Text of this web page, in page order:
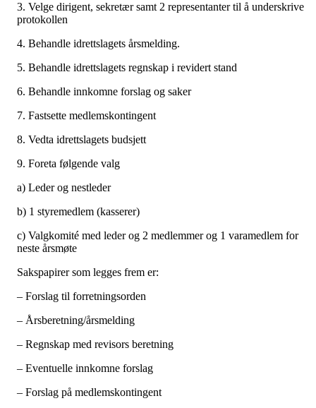
3. Velge dirigent, sekretær samt 2 representanter til å underskrive
protokollen
4. Behandle idrettslagets årsmelding.
5. Behandle idrettslagets regnskap i revidert stand
6. Behandle innkomne forslag og saker
7. Fastsette medlemskontingent
8. Vedta idrettslagets budsjett
9. Foreta følgende valg
a) Leder og nestleder
b) 1 styremedlem (kasserer)
c) Valgkomité med leder og 2 medlemmer og 1 varamedlem for
neste årsmøte
Sakspapirer som legges frem er:
– Forslag til forretningsorden
– Årsberetning/årsmelding
– Regnskap med revisors beretning
– Eventuelle innkomne forslag
– Forslag på medlemskontingent